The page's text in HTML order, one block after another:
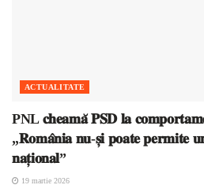
ACTUALITATE
PNL 𝐜𝐡𝐞𝐚𝐦𝐚̆ 𝐏𝐒𝐃 𝐥𝐚
„𝐑𝐨𝐦𝐚̂𝐧𝐢𝐚 𝐧𝐮-𝐬̦𝐢 𝐩𝐨𝐚𝐭𝐞 𝐩𝐞𝐫𝐦𝐢𝐭𝐞 𝐮𝐧
𝐧𝐚𝐭̦𝐢𝐨𝐧𝐚𝐥”
19 martie 2026